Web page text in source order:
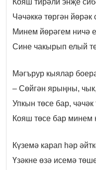
Чәчәккә төргән йөрәк
Минем йөрәгем ничә
Сине чакырып елый
Мәгърур кыялар
– Сөйгән ярыңны,
Упкын төсе бар, чәчәк
Кояш төсе бар минем
Күземә карап һәр
Үзәкне өзә исемә